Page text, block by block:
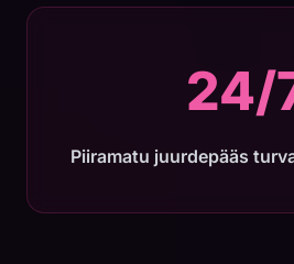
24/
Piiramatu juurdepääs